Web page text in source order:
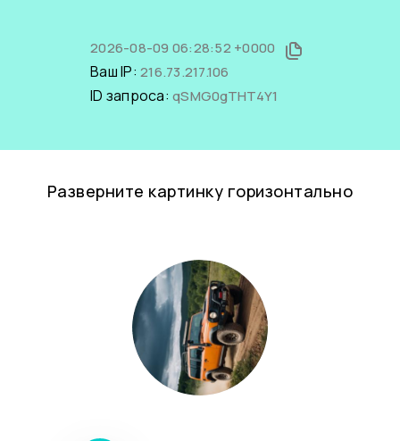
2026-08-09 06:28:52 +0000
Ваш IP: 216.73.217.106
ID запроса: qSMG0gTHT4Y1
Разверните картинку горизонтально